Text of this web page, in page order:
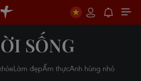
SỐNG
Làm đẹpẨm thựcAnh hùng nhỏ